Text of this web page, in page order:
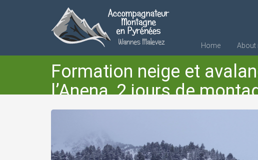
Home About
Formation neige et
l’Anena, 2 jours de